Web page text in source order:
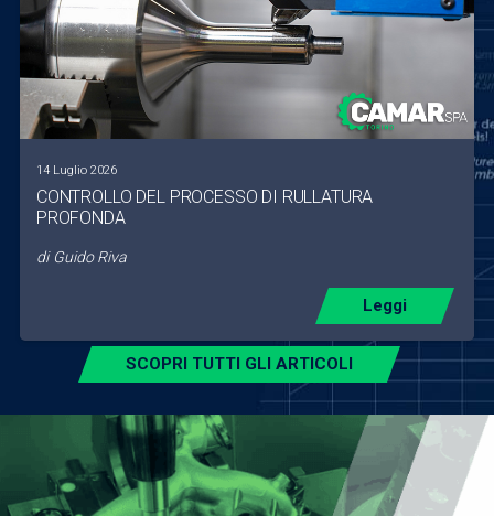
14 Luglio 2026
CONTROLLO DEL PROCESSO DI RULLATURA
PROFONDA
di Guido Riva
Leggi
SCOPRI TUTTI GLI ARTICOLI